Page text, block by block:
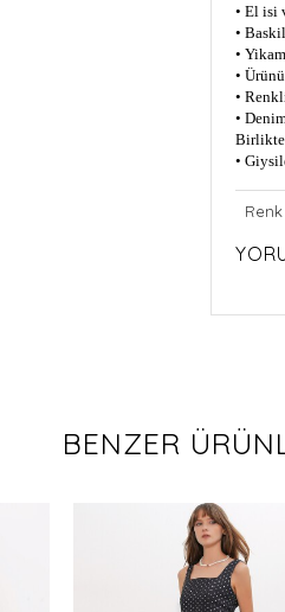
• El isi
•
•
•
•
•
•
Renk
BENZER